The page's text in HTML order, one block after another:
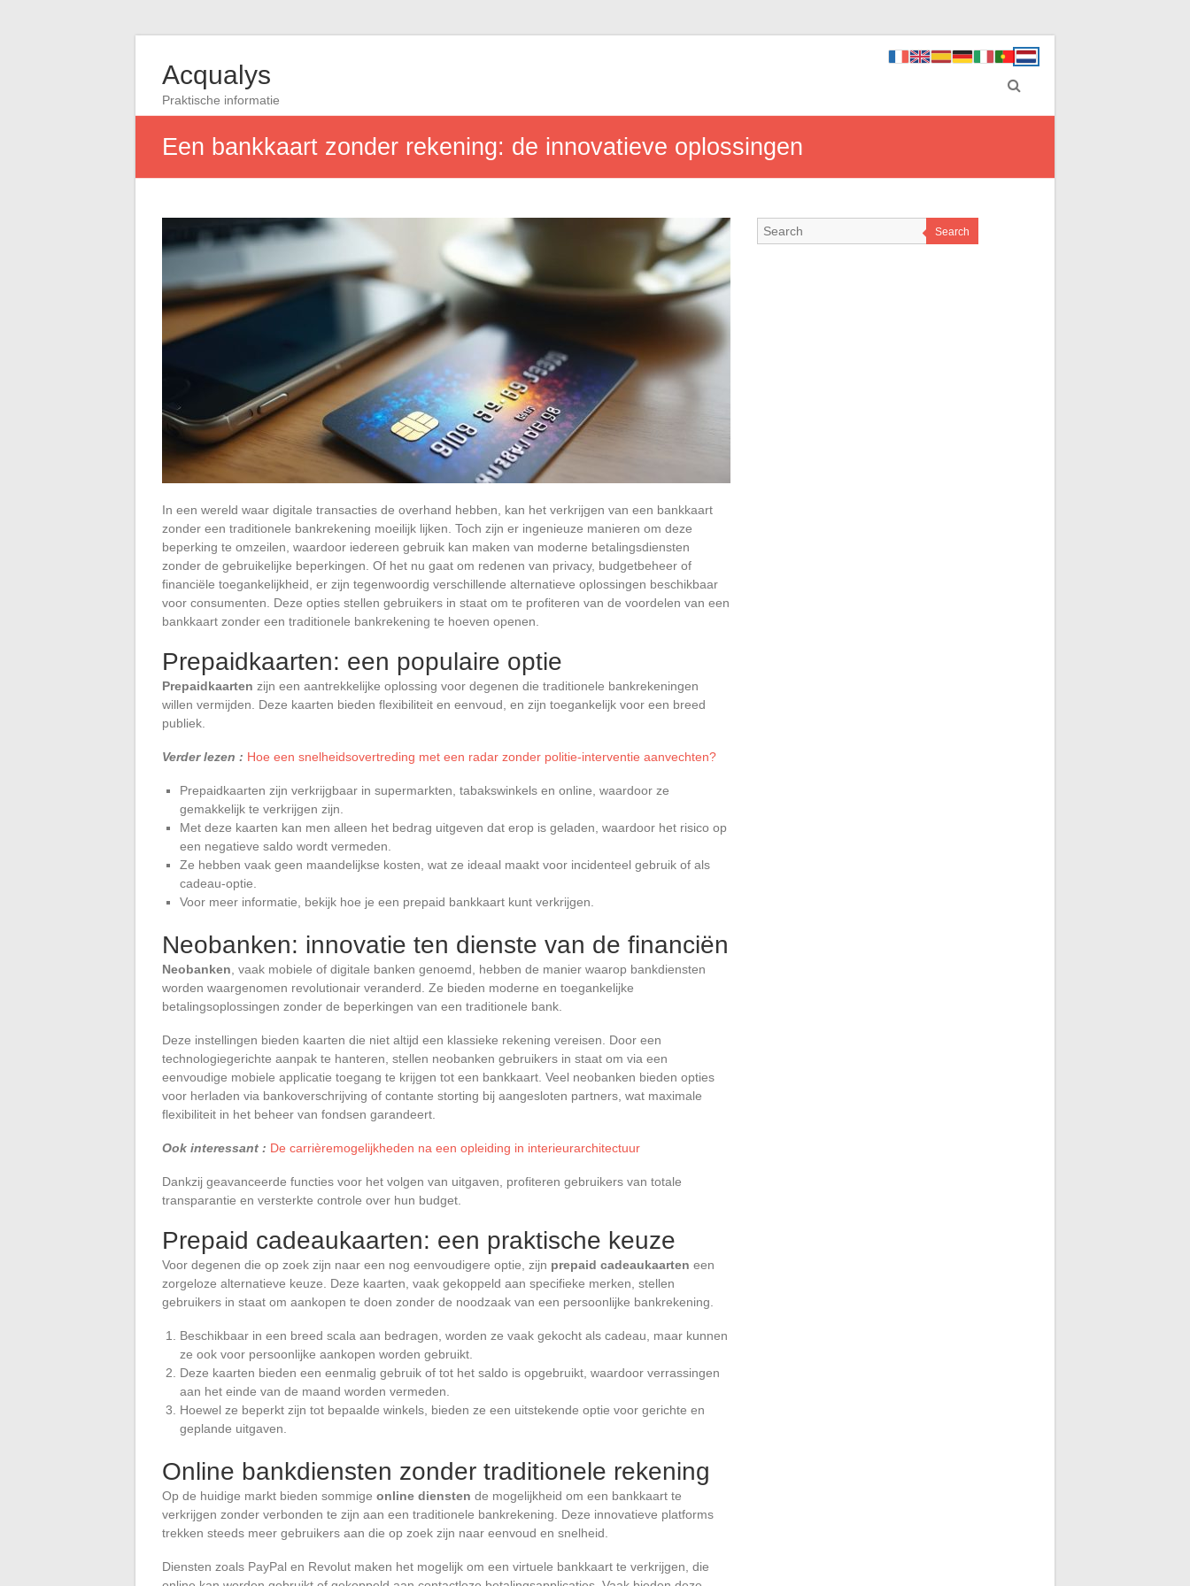
Acqualys
Praktische informatie
Een bankkaart zonder rekening: de innovatieve oplossingen
In een wereld waar digitale transacties de overhand hebben, kan het verkrijgen van een bankkaart
zonder een traditionele bankrekening moeilijk lijken. Toch zijn er ingenieuze manieren om deze
beperking te omzeilen, waardoor iedereen gebruik kan maken van moderne betalingsdiensten
zonder de gebruikelijke beperkingen. Of het nu gaat om redenen van privacy, budgetbeheer of
financiële toegankelijkheid, er zijn tegenwoordig verschillende alternatieve oplossingen beschikbaar
voor consumenten. Deze opties stellen gebruikers in staat om te profiteren van de voordelen van een
bankkaart zonder een traditionele bankrekening te hoeven openen.
Prepaidkaarten: een populaire optie
Prepaidkaarten zijn een aantrekkelijke oplossing voor degenen die traditionele bankrekeningen
willen vermijden. Deze kaarten bieden flexibiliteit en eenvoud, en zijn toegankelijk voor een breed
publiek.
Verder lezen : Hoe een snelheidsovertreding met een radar zonder politie-interventie aanvechten?
Prepaidkaarten zijn verkrijgbaar in supermarkten, tabakswinkels en online, waardoor ze
gemakkelijk te verkrijgen zijn.
Met deze kaarten kan men alleen het bedrag uitgeven dat erop is geladen, waardoor het risico op
een negatieve saldo wordt vermeden.
Ze hebben vaak geen maandelijkse kosten, wat ze ideaal maakt voor incidenteel gebruik of als
cadeau-optie.
Voor meer informatie, bekijk hoe je een prepaid bankkaart kunt verkrijgen.
Neobanken: innovatie ten dienste van de financiën
Neobanken , vaak mobiele of digitale banken genoemd, hebben de manier waarop bankdiensten
worden waargenomen revolutionair veranderd. Ze bieden moderne en toegankelijke
betalingsoplossingen zonder de beperkingen van een traditionele bank.
Deze instellingen bieden kaarten die niet altijd een klassieke rekening vereisen. Door een
technologiegerichte aanpak te hanteren, stellen neobanken gebruikers in staat om via een
eenvoudige mobiele applicatie toegang te krijgen tot een bankkaart. Veel neobanken bieden opties
voor herladen via bankoverschrijving of contante storting bij aangesloten partners, wat maximale
flexibiliteit in het beheer van fondsen garandeert.
Ook interessant : De carrièremogelijkheden na een opleiding in interieurarchitectuur
Dankzij geavanceerde functies voor het volgen van uitgaven, profiteren gebruikers van totale
transparantie en versterkte controle over hun budget.
Prepaid cadeaukaarten: een praktische keuze
Voor degenen die op zoek zijn naar een nog eenvoudigere optie, zijn prepaid cadeaukaarten een
zorgeloze alternatieve keuze. Deze kaarten, vaak gekoppeld aan specifieke merken, stellen
gebruikers in staat om aankopen te doen zonder de noodzaak van een persoonlijke bankrekening.
Beschikbaar in een breed scala aan bedragen, worden ze vaak gekocht als cadeau, maar kunnen
ze ook voor persoonlijke aankopen worden gebruikt.
Deze kaarten bieden een eenmalig gebruik of tot het saldo is opgebruikt, waardoor verrassingen
aan het einde van de maand worden vermeden.
Hoewel ze beperkt zijn tot bepaalde winkels, bieden ze een uitstekende optie voor gerichte en
geplande uitgaven.
Online bankdiensten zonder traditionele rekening
Op de huidige markt bieden sommige online diensten de mogelijkheid om een bankkaart te
verkrijgen zonder verbonden te zijn aan een traditionele bankrekening. Deze innovatieve platforms
trekken steeds meer gebruikers aan die op zoek zijn naar eenvoud en snelheid.
Diensten zoals PayPal en Revolut maken het mogelijk om een virtuele bankkaart te verkrijgen, die
Search